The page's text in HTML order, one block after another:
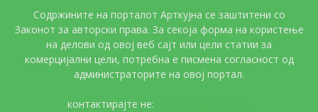
Содржините на порталот Арткујна се заштитени со
Законот за авторски права. За секоја форма на користење
на делови од овој веб сајт или цели статии за
комерцијални цели, потребна е писмена согласност од
администраторите на овој портал.
контактирајте не: